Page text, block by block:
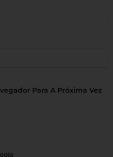
Para A Próxima Vez